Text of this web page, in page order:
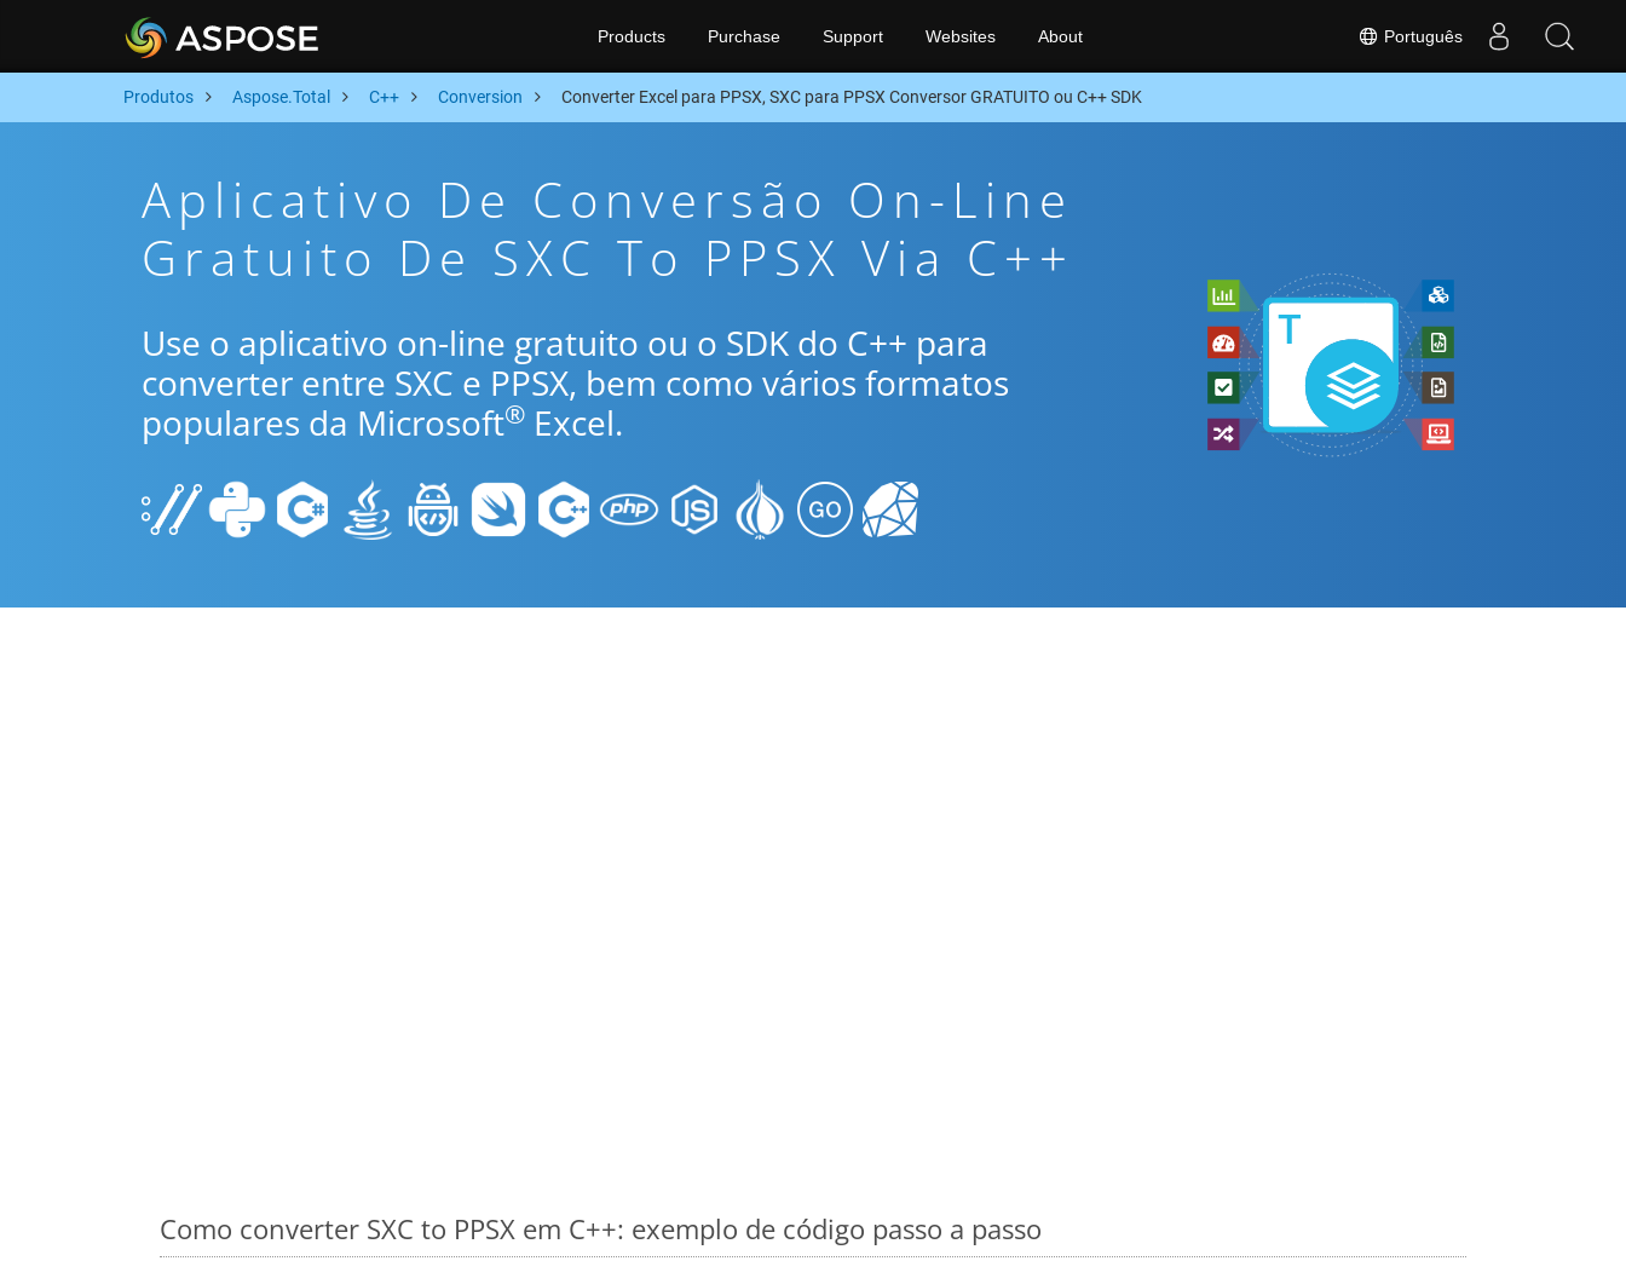
Português
Products Purchase Support Websites About
Produtos Aspose.Total C++ Conversion Converter Excel para PPSX, SXC para PPSX Conversor GRATUITO ou C++ SDK
Aplicativo De Conversão On-Line
Gratuito De SXC To PPSX Via C++
Use o aplicativo on-line gratuito ou o SDK do C++ para
converter entre SXC e PPSX, bem como vários formatos
populares da Microsoft® Excel.
Como converter SXC to PPSX em C++: exemplo de código passo a passo